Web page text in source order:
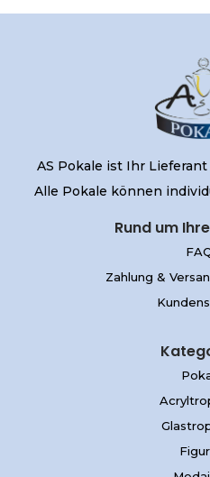
AS Pokale ist Ihr
Alle Pokale können
Rund um
Zahlung &